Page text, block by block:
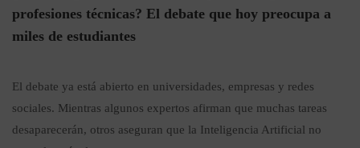
profesiones técnicas? El debate que hoy preocupa a
miles de estudiantes
El debate ya está abierto en universidades, empresas y redes
sociales. Mientras algunos expertos afirman que muchas tareas
desaparecerán, otros aseguran que la Inteligencia Artificial no